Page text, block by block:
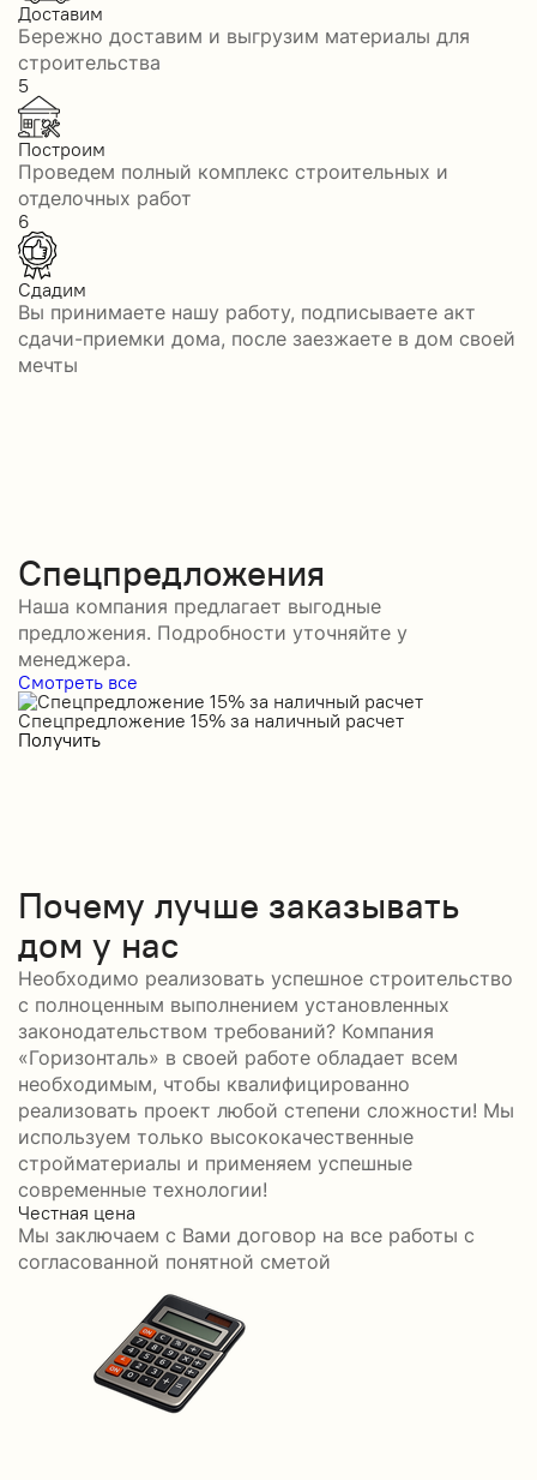
Доставим
Бережно доставим и выгрузим материалы для
строительства
5
Построим
Проведем полный комплекс строительных и
отделочных работ
6
Сдадим
Вы принимаете нашу работу, подписываете акт
сдачи-приемки дома, после заезжаете в дом своей
мечты
Спецпредложения
Наша компания предлагает выгодные
предложения. Подробности уточняйте у
менеджера.
Смотреть все
Спецпредложение 15% за наличный расчет
Получить
Почему лучше заказывать
дом у нас
Необходимо реализовать успешное строительство
с полноценным выполнением установленных
законодательством требований? Компания
«Горизонталь» в своей работе обладает всем
необходимым, чтобы квалифицированно
реализовать проект любой степени сложности! Мы
используем только высококачественные
стройматериалы и применяем успешные
современные технологии!
Честная цена
Мы заключаем с Вами договор на все работы с
согласованной понятной сметой